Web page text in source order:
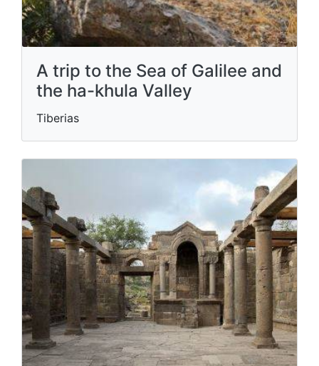
A trip to the Sea of ​​Galilee and
the ha-khula Valley
Tiberias